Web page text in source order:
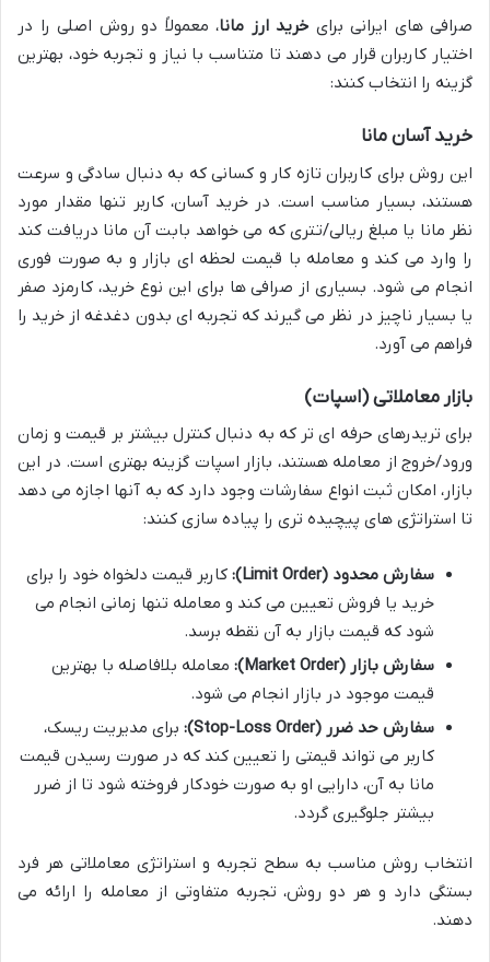
صرافی های ایرانی برای خرید ارز مانا، معمولاً دو روش اصلی را در
اختیار کاربران قرار می دهند تا متناسب با نیاز و تجربه خود، بهترین
گزینه را انتخاب کنند:
خرید آسان مانا
این روش برای کاربران تازه کار و کسانی که به دنبال سادگی و سرعت
هستند، بسیار مناسب است. در خرید آسان، کاربر تنها مقدار مورد
نظر مانا یا مبلغ ریالی/تتری که می خواهد بابت آن مانا دریافت کند
را وارد می کند و معامله با قیمت لحظه ای بازار و به صورت فوری
انجام می شود. بسیاری از صرافی ها برای این نوع خرید، کارمزد صفر
یا بسیار ناچیز در نظر می گیرند که تجربه ای بدون دغدغه از خرید را
فراهم می آورد.
بازار معاملاتی (اسپات)
برای تریدرهای حرفه ای تر که به دنبال کنترل بیشتر بر قیمت و زمان
ورود/خروج از معامله هستند، بازار اسپات گزینه بهتری است. در این
بازار، امکان ثبت انواع سفارشات وجود دارد که به آنها اجازه می دهد
تا استراتژی های پیچیده تری را پیاده سازی کنند:
سفارش محدود (Limit Order):
کاربر قیمت دلخواه خود را برای
خرید یا فروش تعیین می کند و معامله تنها زمانی انجام می
شود که قیمت بازار به آن نقطه برسد.
سفارش بازار (Market Order):
معامله بلافاصله با بهترین
قیمت موجود در بازار انجام می شود.
سفارش حد ضرر (Stop-Loss Order):
برای مدیریت ریسک،
کاربر می تواند قیمتی را تعیین کند که در صورت رسیدن قیمت
مانا به آن، دارایی او به صورت خودکار فروخته شود تا از ضرر
بیشتر جلوگیری گردد.
انتخاب روش مناسب به سطح تجربه و استراتژی معاملاتی هر فرد
بستگی دارد و هر دو روش، تجربه متفاوتی از معامله را ارائه می
دهند.